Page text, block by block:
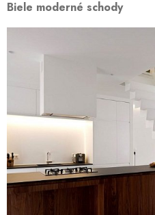
Biele moderné schody